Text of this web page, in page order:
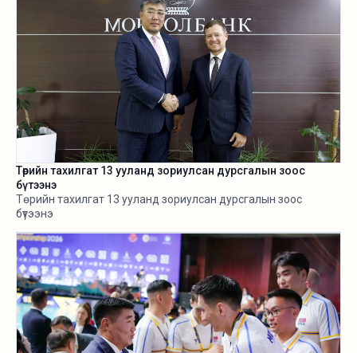
Төрийн тахилгат 13 ууланд зориулсан дурсгалын зоос
бүтээнэ
Төрийн тахилгат 13 ууланд зориулсан дурсгалын зоос
бүтээнэ